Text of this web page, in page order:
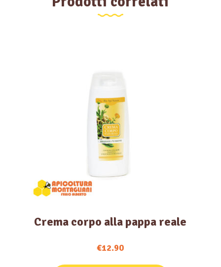
Crema corpo alla pappa reale
€12.90